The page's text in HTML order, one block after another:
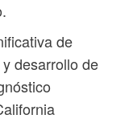
de
desarrollo de